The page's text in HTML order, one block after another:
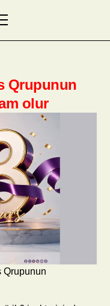
Qrupunun
olur
Qrupunun